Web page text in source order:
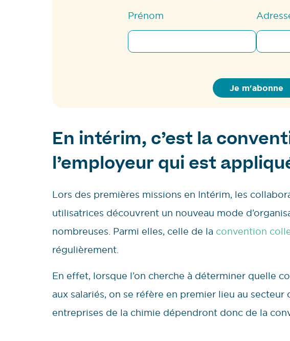
Prénom
En intérim, c’est la
l’employeur qui est
Lors des premières missions en Intérim, les
utilisatrices découvrent un nouveau mode
nombreuses. Parmi elles, celle de la convention
régulièrement.
En effet, lorsque l’on cherche à déterminer quelle
aux salariés, on se réfère en premier lieu au secteur
entreprises de la chimie dépendront donc de la